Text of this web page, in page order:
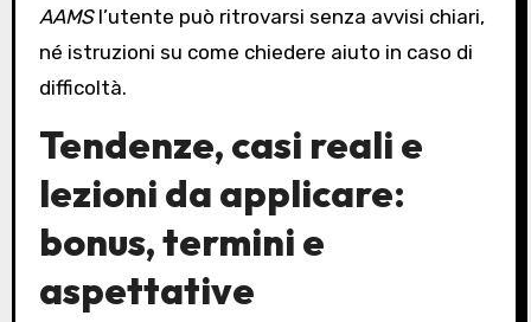
AAMSl’utente può ritrovarsi senza avvisi chiari,
né istruzioni su come chiedere aiuto in caso di
difficoltà.
Tendenze, casi reali e
lezioni da applicare:
bonus, termini e
aspettative